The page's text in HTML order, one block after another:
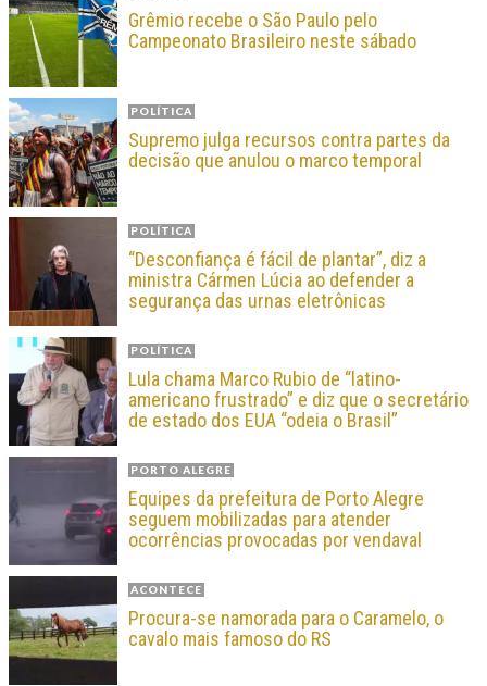
Grêmio recebe o São Paulo pelo
Campeonato Brasileiro neste sábado
POLÍTICA
Supremo julga recursos contra partes da
decisão que anulou o marco temporal
POLÍTICA
“Desconfiança é fácil de plantar”, diz a
ministra Cármen Lúcia ao defender a
segurança das urnas eletrônicas
POLÍTICA
Lula chama Marco Rubio de “latino-
americano frustrado” e diz que o secretário
de estado dos EUA “odeia o Brasil”
PORTO ALEGRE
Equipes da prefeitura de Porto Alegre
seguem mobilizadas para atender
ocorrências provocadas por vendaval
ACONTECE
Procura-se namorada para o Caramelo, o
cavalo mais famoso do RS